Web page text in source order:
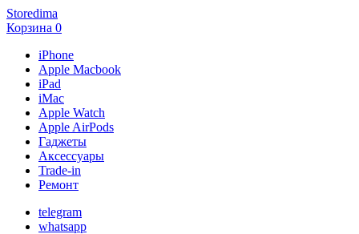
Storedima
Корзина 0
iPhone
Apple Macbook
iPad
iMac
Apple Watch
Apple AirPods
Гаджеты
Аксессуары
Trade-in
Ремонт
telegram
whatsapp